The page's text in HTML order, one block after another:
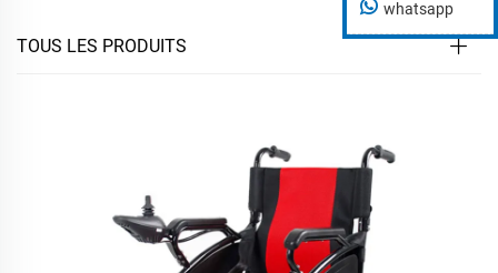
TOUS LES PRODUITS
whatsapp